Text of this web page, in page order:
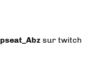
sur twitch